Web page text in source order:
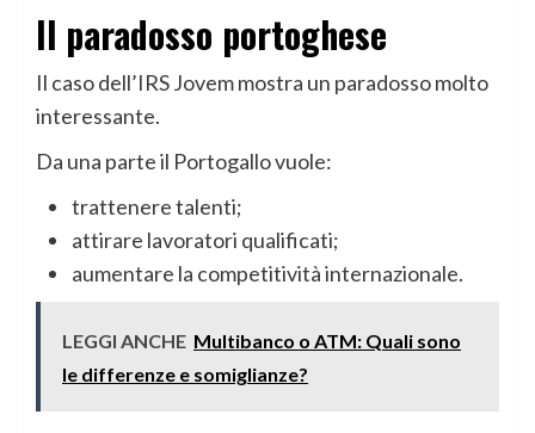
Il paradosso portoghese
Il caso dell’IRS Jovem mostra un paradosso molto
interessante.
Da una parte il Portogallo vuole:
trattenere talenti;
attirare lavoratori qualificati;
aumentare la competitività internazionale.
LEGGI ANCHE Multibanco o ATM: Quali sono
le differenze e somiglianze?